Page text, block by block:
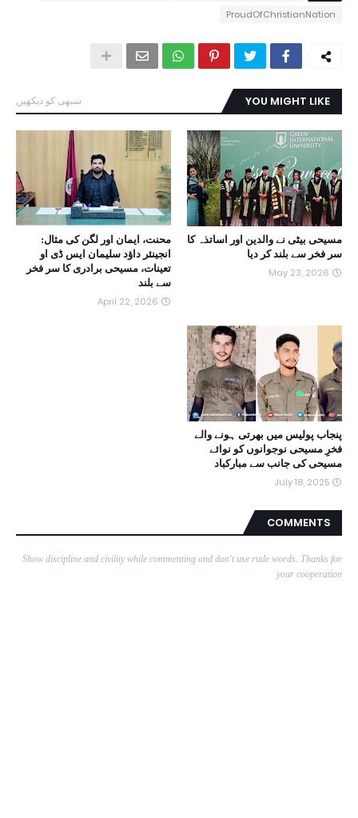
ProudOfChristianNation
YOU MIGHT LIKE سبھی کو دیکھیں
مسیحی بیٹی نے والدین اور اساتذہ کا
سر فخر سے بلند کر دیا
May 23, 2026
محنت، ایمان اور لگن کی مثال:
انجینئر داؤد سلیمان ایس ڈی او
تعینات، مسیحی برادری کا سر فخر
سے بلند
April 22, 2026
پنجاب پولیس میں بھرتی ہونے والے
فخرِ مسیحی نوجوانوں کو نوائے
مسیحی کی جانب سے مبارکباد
July 18, 2025
COMMENTS
Show discipline and civility while commenting and don't use rude words. Thanks for
your cooperation